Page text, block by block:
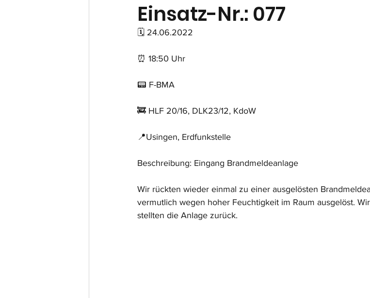
Einsatz-Nr.: 077
🗓 24.06.2022
⏰ 18:50 Uhr
📟 F-BMA
🚒 HLF 20/16, DLK23/12, KdoW
📍Usingen, Erdfunkstelle
Beschreibung: Eingang Brandmeldeanlage
Wir rückten wieder einmal zu einer ausgelösten
vermutlich wegen hoher Feuchtigkeit im Raum ausgelöst.
stellten die Anlage zurück.